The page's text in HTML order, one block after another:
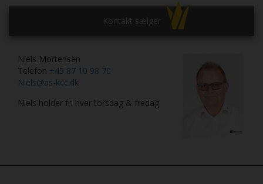
Kontakt sælger
Niels Mortensen
Telefon +45 87 10 98 70
Niels@as-kcc.dk
Niels holder fri hver torsdag & fredag